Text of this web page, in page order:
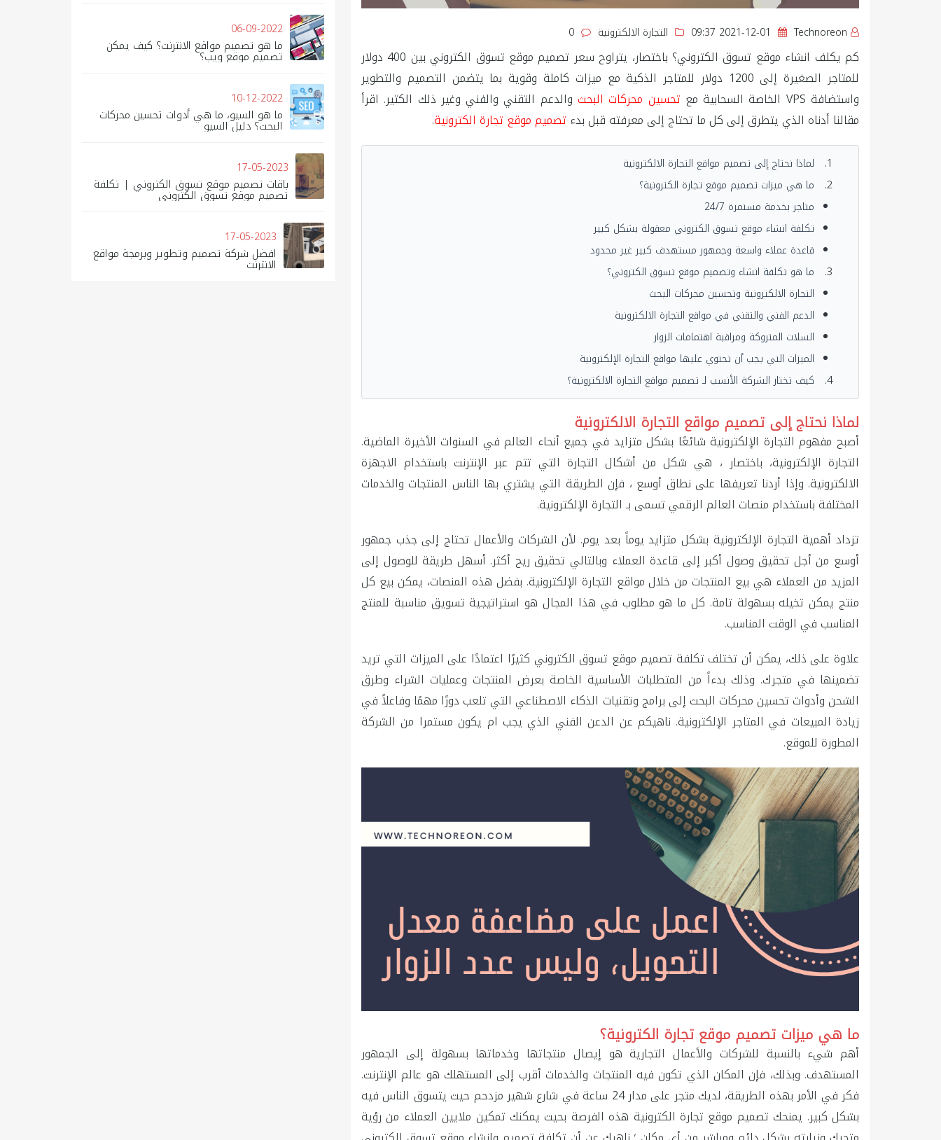
Technoreon التجارة الالكترونية
كم يكلف انشاء موقع تسوق الكتروني؟ باختصار، يتراوح سعر تصميم موقع تسوق الكتروني بين 400 دولار
للمتاجر الصغيرة إلى 1200 دولار للمتاجر الذكية مع ميزات كاملة وقوية بما يتضمن التصميم والتطوير
واستضافة VPS الخاصة السحابية مع
تحسين محركات البحث والدعم التقني والفني وغير ذلك الكثير. اقرأ
مقالنا أدناه الذي يتطرق إلى كل ما تحتاج إلى معرفته قبل بدء تصميم موقع تجارة الكترونية.
لماذا نحتاج إلى تصميم مواقع التجارة الالكترونية
ما هي ميزات تصميم موقع تجارة الكترونية؟
متاجر بخدمة مستمرة 24/7
تكلفة انشاء موقع تسوق الكتروني معقولة بشكل كبير
قاعدة عملاء واسعة وجمهور مستهدف كبير غير محدود
ما هو تكلفة انشاء وتصميم موقع تسوق الكتروني؟
التجارة الالكترونية وتحسين محركات البحث
الدعم الفني والتقني في مواقع التجارة الالكترونية
السلات المتروكة ومراقبة اهتمامات الزوار
الميزات التي يجب أن تحتوي عليها مواقع التجارة الإلكترونية
كيف تختار الشركة الأنسب لـ تصميم مواقع التجارة الالكترونية؟
لماذا نحتاج إلى تصميم مواقع التجارة الالكترونية
أصبح مفهوم التجارة الإلكترونية شائعًا بشكل متزايد في جميع أنحاء العالم في السنوات الأخيرة الماضية.
التجارة الإلكترونية، باختصار ، هي شكل من أشكال التجارة التي تتم عبر الإنترنت باستخدام الاجهزة
الالكترونية. وإذا أردنا تعريفها على نطاق أوسع ، فإن الطريقة التي يشتري بها الناس المنتجات والخدمات
المختلفة باستخدام منصات العالم الرقمي تسمى بـ التجارة الإلكترونية.
تزداد أهمية التجارة الإلكترونية بشكل متزايد يوماً بعد يوم. لأن الشركات والأعمال تحتاج إلى جذب جمهور
أوسع من أجل تحقيق وصول أكبر إلى قاعدة العملاء وبالتالي تحقيق ريح أكثر. أسهل طريقة للوصول إلى
المزيد من العملاء هي بيع المنتجات من خلال مواقع التجارة الإلكترونية. بفضل هذه المنصات، يمكن بيع كل
منتج يمكن تخيله بسهولة تامة. كل ما هو مطلوب في هذا المجال هو استراتيجية تسويق مناسبة للمنتج
المناسب في الوقت المناسب.
علاوة على ذلك، يمكن أن تختلف تكلفة تصميم موقع تسوق الكتروني كثيرًا اعتمادًا على الميزات التي تريد
تضمينها في متجرك. وذلك بدءاً من المتطلبات الأساسية الخاصة بعرض المنتجات وعمليات الشراء وطرق
الشحن وأدوات تحسين محركات البحث إلى برامج وتقنيات الذكاء الاصطناعي التي تلعب دورًا مهمًا وفاعلاً في
زيادة المبيعات في المتاجر الإلكترونية. ناهيكم عن الدعن الفني الذي يجب ام يكون مستمرا من الشركة
المطورة للموقع.
ما هي ميزات تصميم موقع تجارة الكترونية؟
أهم شيء بالنسبة للشركات والأعمال التجارية هو إيصال منتجاتها وخدماتها بسهولة إلى الجمهور
المستهدف. وبذلك، فإن المكان الذي تكون فيه المنتجات والخدمات أقرب إلى المستهلك هو عالم الإنترنت.
فكر في الأمر بهذه الطريقة، لديك متجر على مدار 24 ساعة في شارع شهير مزدحم حيث يتسوق الناس فيه
بشكل كبير. يمنحك تصميم موقع تجارة الكترونية هذه الفرصة بحيث يمكنك تمكين ملايين العملاء من رؤية
06-09-2022
ما هو تصميم مواقع الانترنت؟ كيف يمكن
تصميم موقع ويب؟
10-12-2022
ما هو السيو، ما هي أدوات تحسين محركات
البحث؟ دليل السيو
17-05-2023
باقات تصميم موقع تسوق الكتروني | تكلفة
تصميم موقع تسوق الكتروني
17-05-2023
افضل شركة تصميم وتطوير وبرمجة مواقع
الانترنت